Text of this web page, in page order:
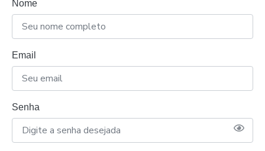
Nome
Email
Senha